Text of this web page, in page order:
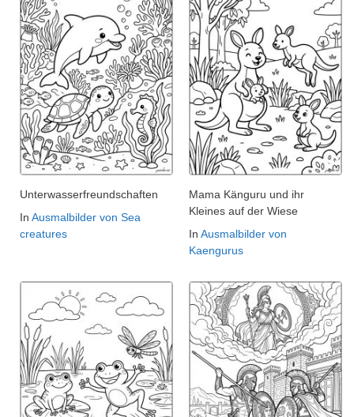
Unterwasserfreundschaften
In Ausmalbilder von Sea
creatures
Mama Känguru und ihr
Kleines auf der Wiese
In Ausmalbilder von
Kaengurus